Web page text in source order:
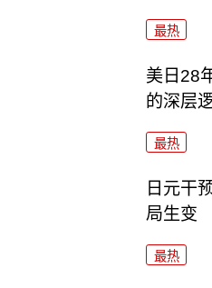
最热
美日28
的深层
最热
日元干
局生变
最热